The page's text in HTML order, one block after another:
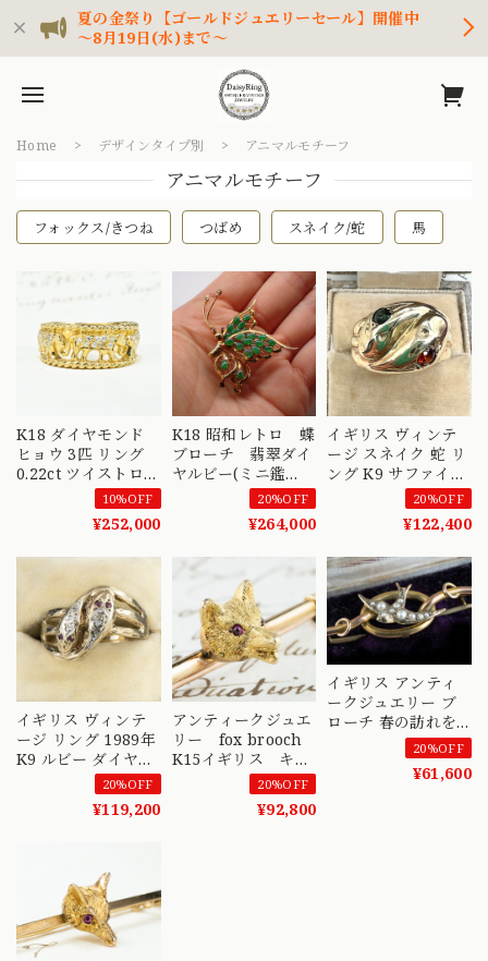
夏の金祭り【ゴールドジュエリーセール】開催中
～8月19日(水)まで～
Home デザインタイプ別 アニマルモチーフ
アニマルモチーフ
フォックス/きつね つばめ スネイク/蛇 馬
K18 ダイヤモンド
ヒョウ 3匹 リング
0.22ct ツイストロー
プ イエローゴール
ド アニマルモチー
フ ヴィンテージ
10%OFF
¥252,000
K18 昭和レトロ 蝶
ブローチ 翡翠ダイ
ヤルビー(ミニ鑑
付) MOBR00035
20%OFF
¥264,000
イギリス ヴィンテ
ージ スネイク 蛇 リ
ング K9 サファイア
ガーネット 1962年
ハンサムフェイスの
ダブルスネイク
20%OFF
¥122,400
イギリス ヴィンテ
ージ リング 1989年
K9 ルビー ダイヤモ
ンド ダブルスネイ
ク DR00621
20%OFF
¥119,200
アンティークジュエ
リー fox brooch
K15イギリス キツ
ネ アンティークブ
ローチ お目目が可
20%OFF
¥92,800
イギリス アンティ
ークジュエリー ブ
ローチ 春の訪れを
知らせるハッピーア
イテム つばめ モチ
ーフ DBR00063
20%OFF
¥61,600